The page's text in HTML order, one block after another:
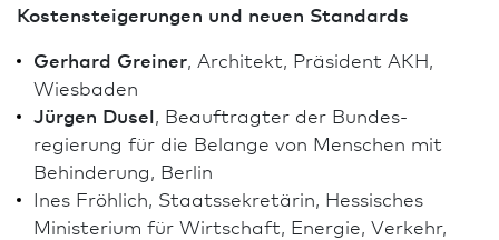
Kostensteigerungen und neuen Standards
Gerhard Greiner, Architekt, Präsident AKH,
Wies­ba­den
Jürgen Dusel, Beauftragter der Bundes­
regierung für die Belange von Menschen mit
Behinderung, Berlin
Ines Fröhlich, Staatssekretärin, Hessisches
Ministerium für Wirtschaft, Energie, Verkehr,